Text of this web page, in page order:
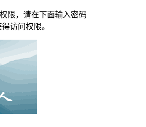
限，请在下面输入密码
访问权限。